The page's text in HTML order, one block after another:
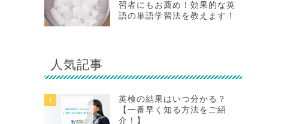
習者にもお薦め！効果的な英
語の単語学習法を教えます！
人気記事
1
英検の結果はいつ分かる？
【一番早く知る方法をご紹
介！】